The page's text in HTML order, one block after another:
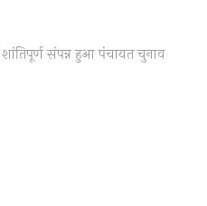
संपन्न हुआ पंचायत चुनाव